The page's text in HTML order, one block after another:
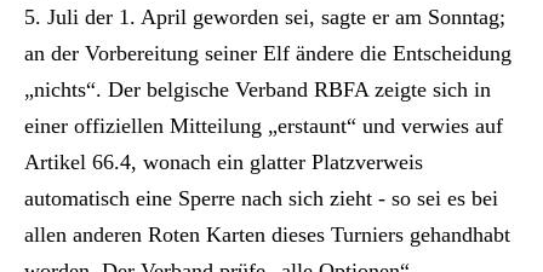
5. Juli der 1. April geworden sei, sagte er am Sonntag;
an der Vorbereitung seiner Elf ändere die Entscheidung
„nichts“. Der belgische Verband RBFA zeigte sich in
einer offiziellen Mitteilung „erstaunt“ und verwies auf
Artikel 66.4, wonach ein glatter Platzverweis
automatisch eine Sperre nach sich zieht - so sei es bei
allen anderen Roten Karten dieses Turniers gehandhabt